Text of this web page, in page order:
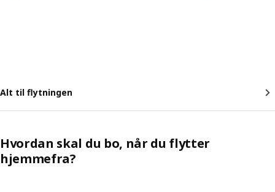
Alt til flytningen
Hvordan skal du bo, når du flytter
hjemmefra?